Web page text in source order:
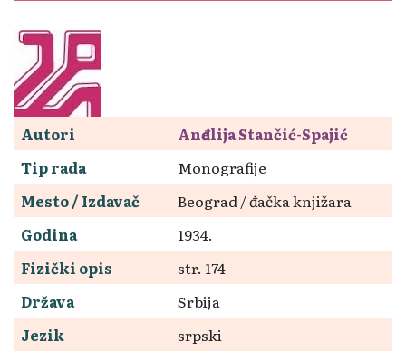
Autori
Anđelija Stančić-Spajić
Tip rada
Monografije
Mesto / Izdavač
Beograd / đačka knjižara
Godina
1934.
Fizički opis
str. 174
Država
Srbija
Jezik
srpski